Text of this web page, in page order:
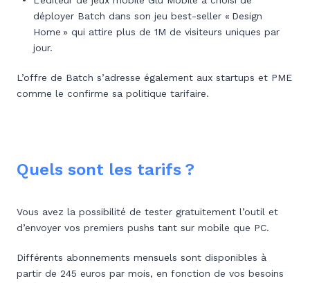
déployer Batch dans son jeu best-seller « Design
Home » qui attire plus de 1M de visiteurs uniques par
jour.
L’offre de Batch s’adresse également aux startups et PME
comme le confirme sa politique tarifaire.
Quels sont les tarifs ?
Vous avez la possibilité de tester gratuitement l’outil et
d’envoyer vos premiers pushs tant sur mobile que PC.
Différents abonnements mensuels sont disponibles à
partir de 245 euros par mois, en fonction de vos besoins